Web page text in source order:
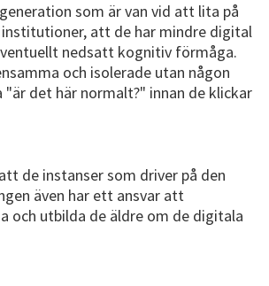
som är van vid att lita på
att de har mindre digital
nedsatt kognitiv förmåga.
och isolerade utan någon
det här normalt?" innan de klickar
de instanser som driver på den
även har ett ansvar att
och utbilda de äldre om de digitala